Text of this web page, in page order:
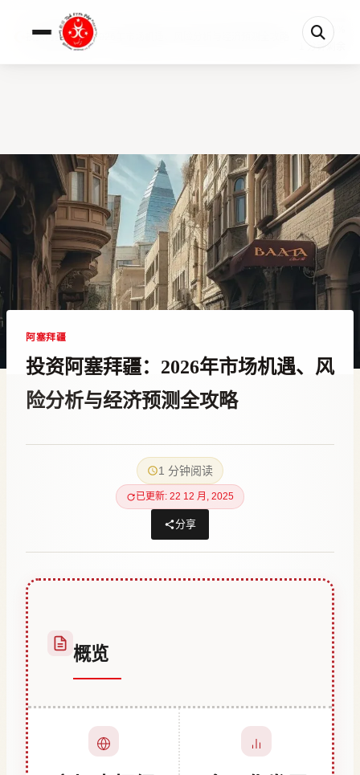
投资阿塞拜疆：2026年市场机遇、风险分析与经济预测全攻略
0%
1 分钟剩余
阿塞拜疆
投资阿塞拜疆：2026年市场机遇、风
险分析与经济预测全攻略
1 分钟阅读
已更新: 22 12 月, 2025
分享
概览